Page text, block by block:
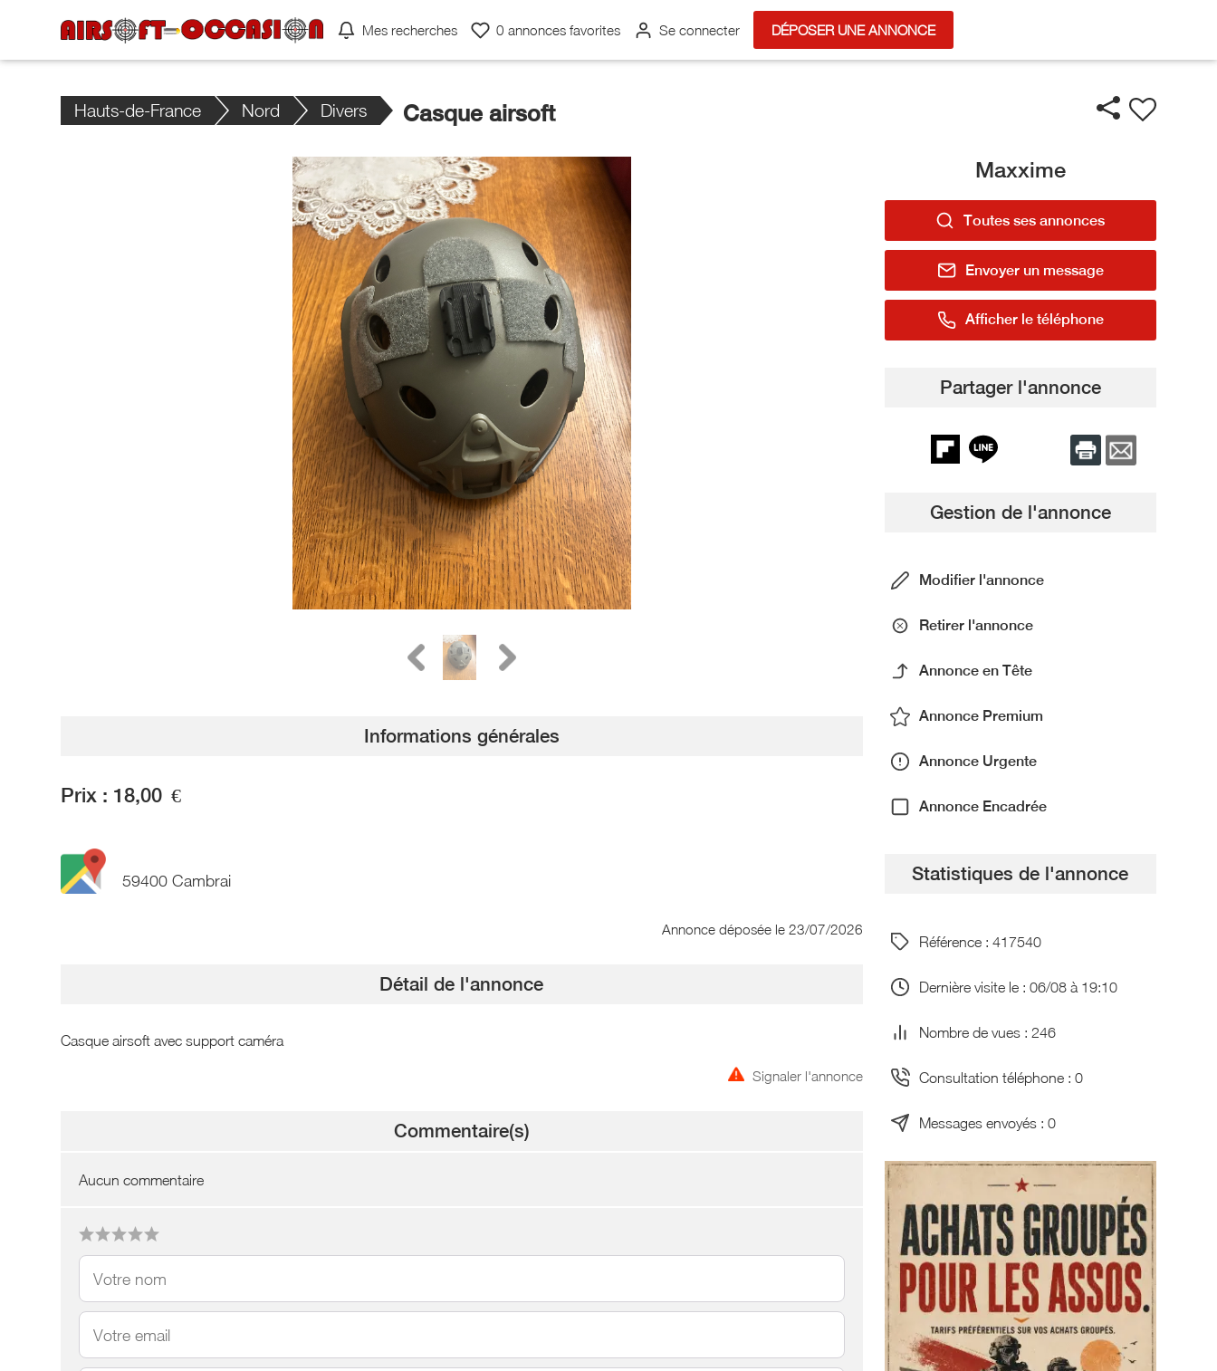
Mes recherches 0 annonces favorites Se connecter DÉPOSER UNE ANNONCE
Hauts-de-France Nord Divers Casque airsoft
Informations générales
Prix : 18,00 €
59400 Cambrai
Annonce déposée le 23/07/2026
Détail de l'annonce
Casque airsoft avec support caméra
Signaler l'annonce
Commentaire(s)
Aucun commentaire
Maxxime
Toutes ses annonces
Envoyer un message
Afficher le téléphone
Partager l'annonce
Gestion de l'annonce
Modifier l'annonce
Retirer l'annonce
Annonce en Tête
Annonce Premium
Annonce Urgente
Annonce Encadrée
Statistiques de l'annonce
Référence : 417540
Dernière visite le : 06/08 à 19:10
Nombre de vues : 246
Consultation téléphone : 0
Messages envoyés : 0